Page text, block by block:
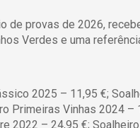
de provas de 2026,
Verdes e uma
2025 – 11,95 €;
Primeiras Vinhas 2024 –
2022 – 24,95 €;